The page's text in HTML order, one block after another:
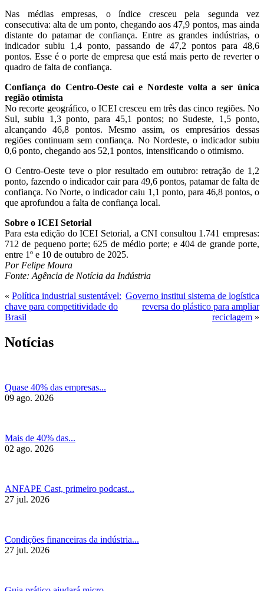
Nas médias empresas, o índice cresceu pela segunda vez
consecutiva: alta de um ponto, chegando aos 47,9 pontos, mas ainda
distante do patamar de confiança. Entre as grandes indústrias, o
indicador subiu 1,4 ponto, passando de 47,2 pontos para 48,6
pontos. Esse é o porte de empresa que está mais perto de reverter o
quadro de falta de confiança.
Confiança do Centro-Oeste cai e Nordeste volta a ser única
região otimista
No recorte geográfico, o ICEI cresceu em três das cinco regiões. No
Sul, subiu 1,3 ponto, para 45,1 pontos; no Sudeste, 1,5 ponto,
alcançando 46,8 pontos. Mesmo assim, os empresários dessas
regiões continuam sem confiança. No Nordeste, o indicador subiu
0,6 ponto, chegando aos 52,1 pontos, intensificando o otimismo.
O Centro-Oeste teve o pior resultado em outubro: retração de 1,2
ponto, fazendo o indicador cair para 49,6 pontos, patamar de falta de
confiança. No Norte, o indicador caiu 1,1 ponto, para 46,8 pontos, o
que aprofundou a falta de confiança local.
Sobre o ICEI Setorial
Para esta edição do ICEI Setorial, a CNI consultou 1.741 empresas:
712 de pequeno porte; 625 de médio porte; e 404 de grande porte,
entre 1º e 10 de outubro de 2025.
Por Felipe Moura
Fonte: Agência de Notícia da Indústria
« Política industrial sustentável:
chave para competitividade do
Brasil
Governo institui sistema de logística
reversa do plástico para ampliar
reciclagem »
Notícias
Quase 40% das empresas...
09 ago. 2026
Mais de 40% das...
02 ago. 2026
ANFAPE Cast, primeiro podcast...
27 jul. 2026
Condições financeiras da indústria...
27 jul. 2026